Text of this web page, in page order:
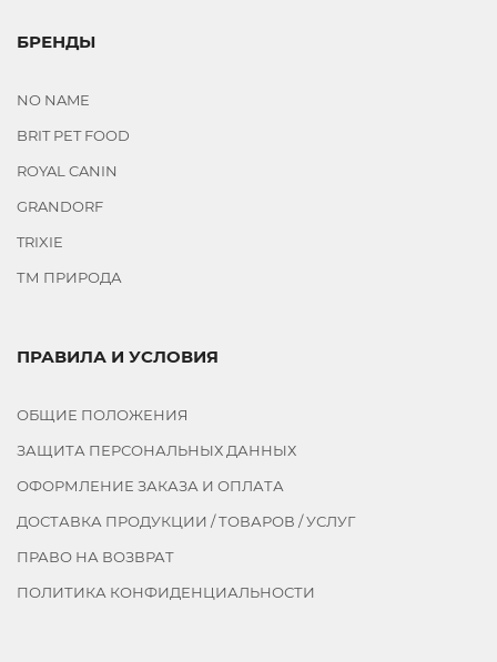
БРЕНДЫ
NO NAME
BRIT PET FOOD
ROYAL CANIN
GRANDORF
TRIXIE
ТМ ПРИРОДА
ПРАВИЛА И УСЛОВИЯ
ОБЩИЕ ПОЛОЖЕНИЯ
ЗАЩИТА ПЕРСОНАЛЬНЫХ ДАННЫХ
ОФОРМЛЕНИЕ ЗАКАЗА И ОПЛАТА
ДОСТАВКА ПРОДУКЦИИ / ТОВАРОВ / УСЛУГ
ПРАВО НА ВОЗВРАТ
ПОЛИТИКА КОНФИДЕНЦИАЛЬНОСТИ